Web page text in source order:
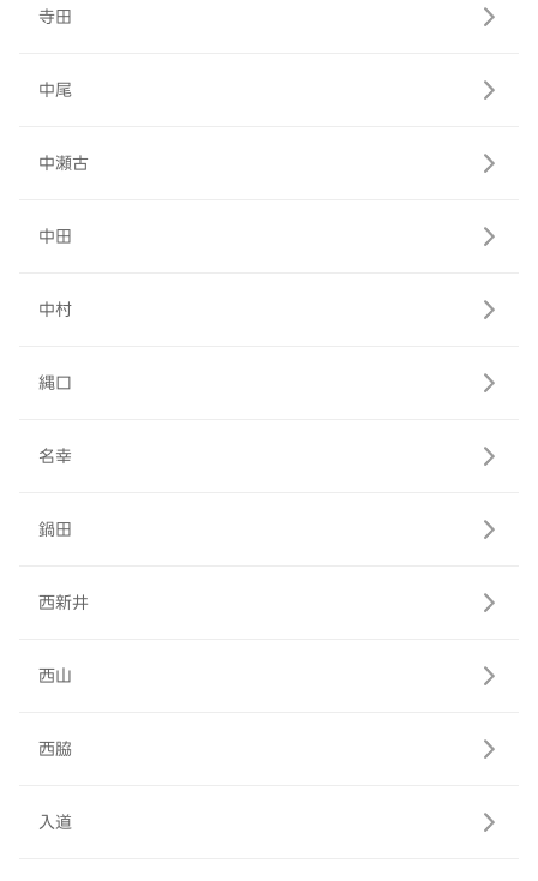
寺田
中尾
中瀬古
中田
中村
縄口
名幸
鍋田
西新井
西山
西脇
入道